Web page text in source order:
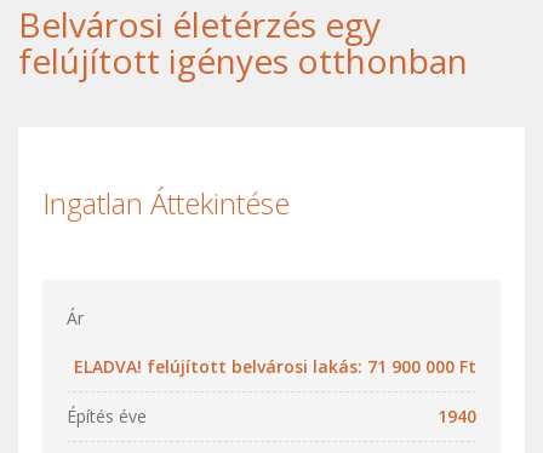
Belvárosi életérzés egy
felújított igényes otthonban
Ingatlan Áttekintése
Ár
ELADVA! felújított belvárosi lakás: 71 900 000 Ft
Építés éve 1940